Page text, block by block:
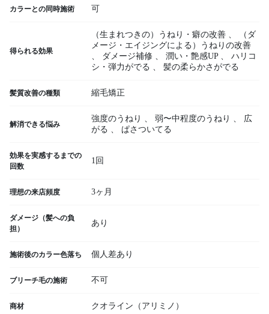
カラーとの同時施術 可
得られる効果
（生まれつきの）うねり・癖の改善 、
（ダ
メージ・エイジングによる）うねりの改善
、
ダメージ補修 、 潤い・艶感UP 、
ハリコ
シ・弾力がでる 、 髪の柔らかさがでる
髪質改善の種類 縮毛矯正
解消できる悩み
強度のうねり 、 弱〜中程度のうねり 、
広
がる 、 ぱさついてる
効果を実感するまでの
回数
1回
理想の来店頻度 3ヶ月
ダメージ（髪への負
担）
あり
施術後のカラー色落ち 個人差あり
ブリーチ毛の施術 不可
商材 クオライン（アリミノ）